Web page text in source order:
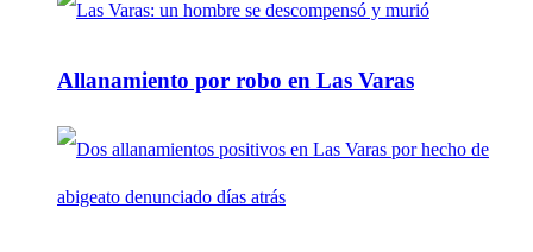
Allanamiento por robo en Las Varas